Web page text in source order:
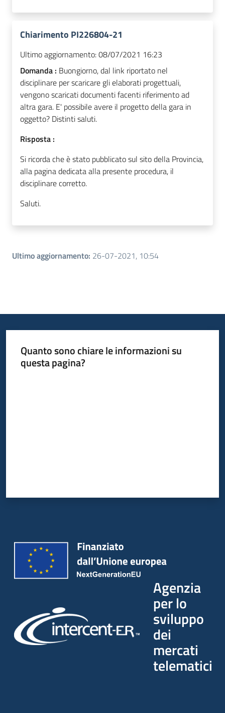
Chiarimento PI226804-21
Ultimo aggiornamento:08/07/2021 16:23
Domanda : Buongiorno, dal link riportato nel
disciplinare per scaricare gli elaborati progettuali,
vengono scaricati documenti facenti riferimento ad
altra gara. E' possibile avere il progetto della gara in
oggetto? Distinti saluti.
Risposta :
Si ricorda che è stato pubblicato sul sito della Provincia,
alla pagina dedicata alla presente procedura, il
disciplinare corretto.
Saluti.
Ultimo aggiornamento: 26-07-2021, 10:54
Quanto sono chiare le informazioni su
questa pagina?
Agenzia
per lo
sviluppo
dei
mercati
telematici